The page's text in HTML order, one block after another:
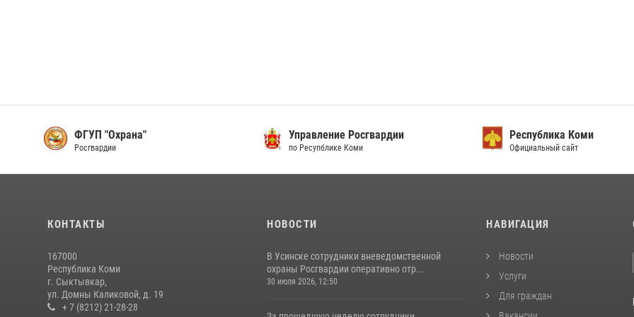
ФГУП "Охрана"
Росгвардии
Управление Росгвардии
по Ресупблике Коми
Республика Коми
Официальный сайт
КОНТАКТЫ
167000
Республика Коми
г. Сыктывкар,
ул. Домны Каликовой, д. 19
+ 7 (8212) 21-28-28
НОВОСТИ
В Усинске сотрудники вневедомственной
охраны Росгвардии оперативно отр...
30 июля 2026, 12:50
НАВИГАЦИЯ
Новости
Услуги
Для граждан